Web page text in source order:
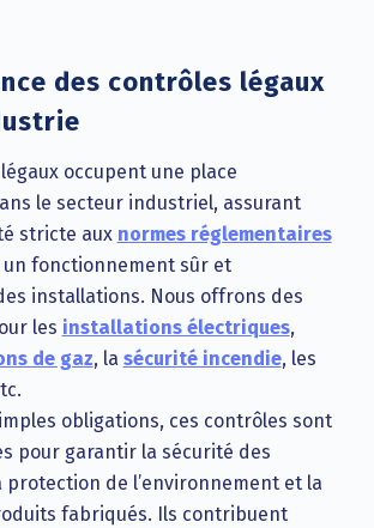
des contrôles légaux
occupent une place
le secteur industriel, assurant
stricte aux normes réglementaires
un fonctionnement sûr et
installations. Nous offrons des
les installations électriques,
de gaz, la sécurité incendie, les
obligations, ces contrôles sont
pour garantir la sécurité des
protection de l’environnement et la
fabriqués. Ils contribuent